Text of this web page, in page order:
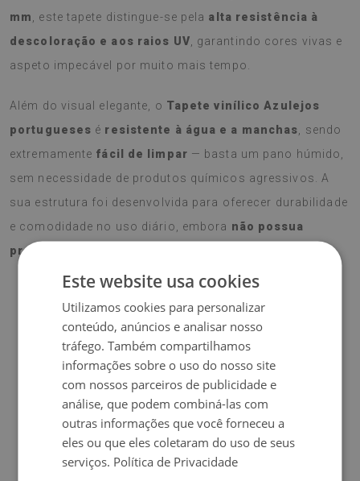
mm
, este tapete distingue-se pela alta resistência à
descoloração e aos raios UV , garantindo cores vivas e
aspeto impecável por muito mais tempo.
Além do visual elegante, o Tapete vinílico Azulejos
portugueses é resistente à água e a manchas , sendo
extremamente fácil de limpar — basta um pano húmido,
sem necessidade de produtos químicos agressivos. A
sua estrutura foi desenvolvida para oferecer durabilidade
e comodidade no uso diário, embora não possua
propriedades antiderrapantes
Vinil revestido com malha PES.
Espessura:1,6 mm.
Alta resistência a descoloração e raios UV.
Os tapetes não são antiderrapantes
fácil de limpar,
Este website usa cookies
Utilizamos cookies para personalizar
conteúdo, anúncios e analisar nosso
tráfego. Também compartilhamos
informações sobre o uso do nosso site
com nossos parceiros de publicidade e
análise, que podem combiná-las com
outras informações que você forneceu a
eles ou que eles coletaram do uso de seus
serviços. Política de Privacidade